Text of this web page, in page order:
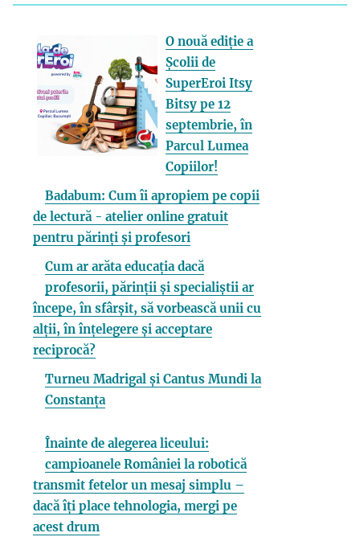
O nouă ediție a
Școlii de
SuperEroi Itsy
Bitsy pe 12
septembrie, în
Parcul Lumea
Copiilor!
Badabum: Cum îi apropiem pe copii
de lectură - atelier online gratuit
pentru părinți și profesori
Cum ar arăta educația dacă
profesorii, părinții și specialiștii ar
începe, în sfârșit, să vorbească unii cu
alții, în înțelegere și acceptare
reciprocă?
Turneu Madrigal și Cantus Mundi la
Constanța
Înainte de alegerea liceului:
campioanele României la robotică
transmit fetelor un mesaj simplu –
dacă îți place tehnologia, mergi pe
acest drum